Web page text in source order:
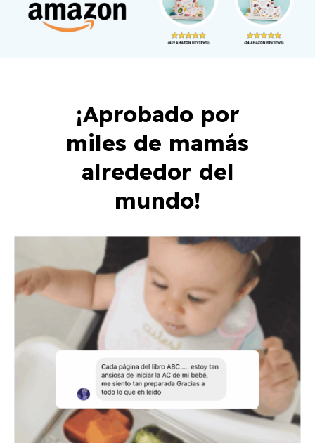
¡Aprobado por
miles de mamás
alrededor del
mundo!